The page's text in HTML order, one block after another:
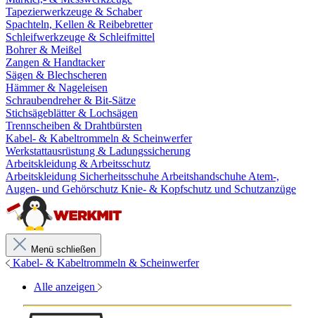
Tapezierwerkzeuge & Schaber
Spachteln, Kellen & Reibebretter
Schleifwerkzeuge & Schleifmittel
Bohrer & Meißel
Zangen & Handtacker
Sägen & Blechscheren
Hämmer & Nageleisen
Schraubendreher & Bit-Sätze
Stichsägeblätter & Lochsägen
Trennscheiben & Drahtbürsten
Kabel- & Kabeltrommeln & Scheinwerfer
Werkstattausrüstung & Ladungssicherung
Arbeitskleidung & Arbeitsschutz
Arbeitskleidung Sicherheitsschuhe Arbeitshandschuhe Atem-,
Augen- und Gehörschutz Knie- & Kopfschutz und Schutzanzüge
Menü schließen
Kabel- & Kabeltrommeln & Scheinwerfer
Alle anzeigen